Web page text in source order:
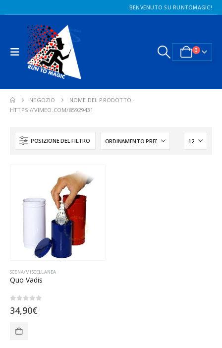
BENVENUTO SU RUNTOMAGIC!
0
NEGOZIO
NOME DEL PRODOTTO -
HTTPS://VIMEO.COM/85929431
POSIZIONE DEL FILTRO
SCENA/MISCELLANEA
Quo Vadis
34,90€